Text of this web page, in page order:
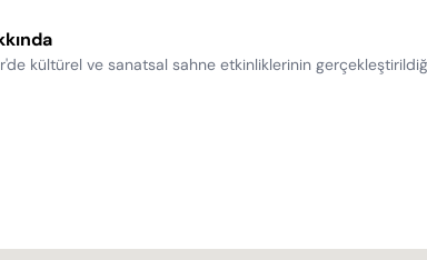
kültürel ve sanatsal sahne etkinliklerinin